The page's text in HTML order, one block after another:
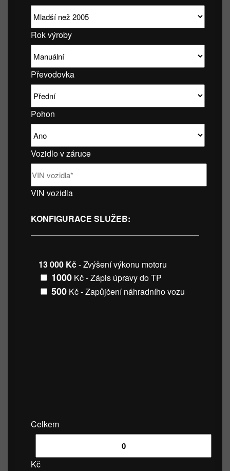
Rok výroby
Převodovka
Pohon
Vozidlo v záruce
VIN vozidla
KONFIGURACE SLUŽEB:
13 000 Kč- Zvýšení výkonu motoru
1000 Kč - Zápis úpravy do TP
500 Kč - Zapůjčení náhradního vozu
Celkem
Kč